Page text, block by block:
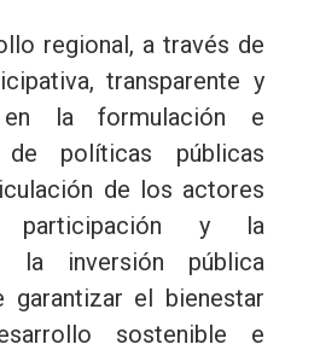
regional, a través de
transparente y
en la formulación e
de políticas públicas
de los actores
participación y la
la inversión pública
garantizar el bienestar
sostenible e